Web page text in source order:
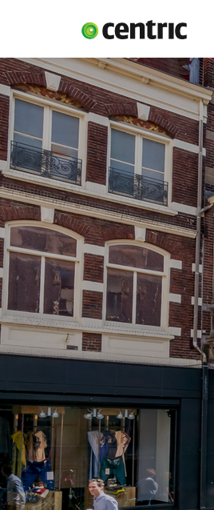
Oplossingen
Branches
Over Centric
Contact
Careers
Insights